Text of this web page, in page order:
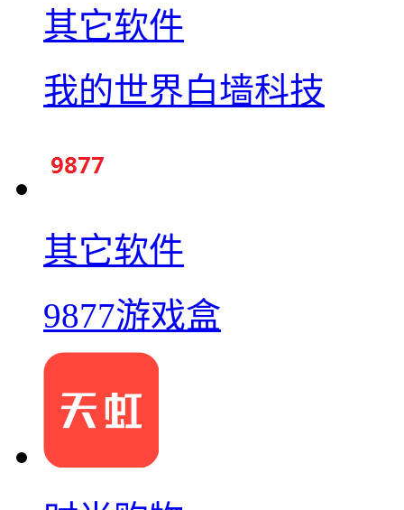
其它软件
我的世界白墙科技
其它软件
9877游戏盒